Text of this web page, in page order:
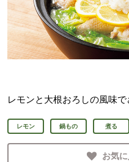
レモンと大根おろしの風味
レモン 鍋もの 煮る
お気